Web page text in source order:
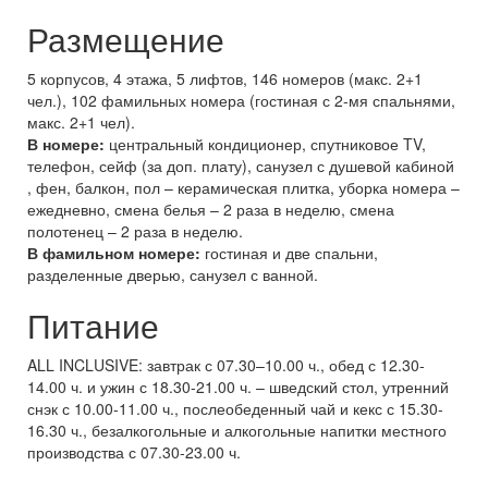
Размещение
5 корпусов, 4 этажа, 5 лифтов, 146 номеров (макс. 2+1
чел.), 102 фамильных номера (гостиная с 2-мя спальнями,
макс. 2+1 чел).
В номере: центральный кондиционер, спутниковое TV,
телефон, сейф (за доп. плату), санузел с душевой кабиной
, фен, балкон, пол – керамическая плитка, уборка номера –
ежедневно, смена белья – 2 раза в неделю, смена
полотенец – 2 раза в неделю.
В фамильном номере: гостиная и две спальни,
разделенные дверью, санузел с ванной.
Питание
ALL INCLUSIVE: завтрак с 07.30–10.00 ч., обед с 12.30-
14.00 ч. и ужин с 18.30-21.00 ч. – шведский стол, утренний
снэк с 10.00-11.00 ч., послеобеденный чай и кекс с 15.30-
16.30 ч., безалкогольные и алкогольные напитки местного
производства с 07.30-23.00 ч.